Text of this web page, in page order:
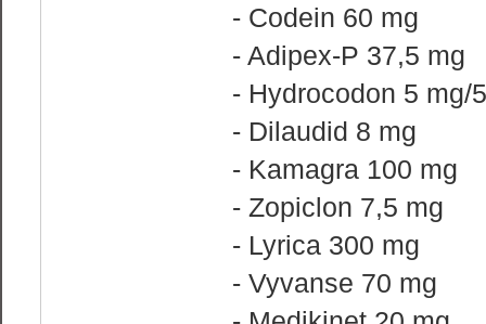
- Codein 60 mg
- Adipex-P 37,5 mg
- Hydrocodon 5 mg/
- Dilaudid 8 mg
- Kamagra 100 mg
- Zopiclon 7,5 mg
- Lyrica 300 mg
- Vyvanse 70 mg